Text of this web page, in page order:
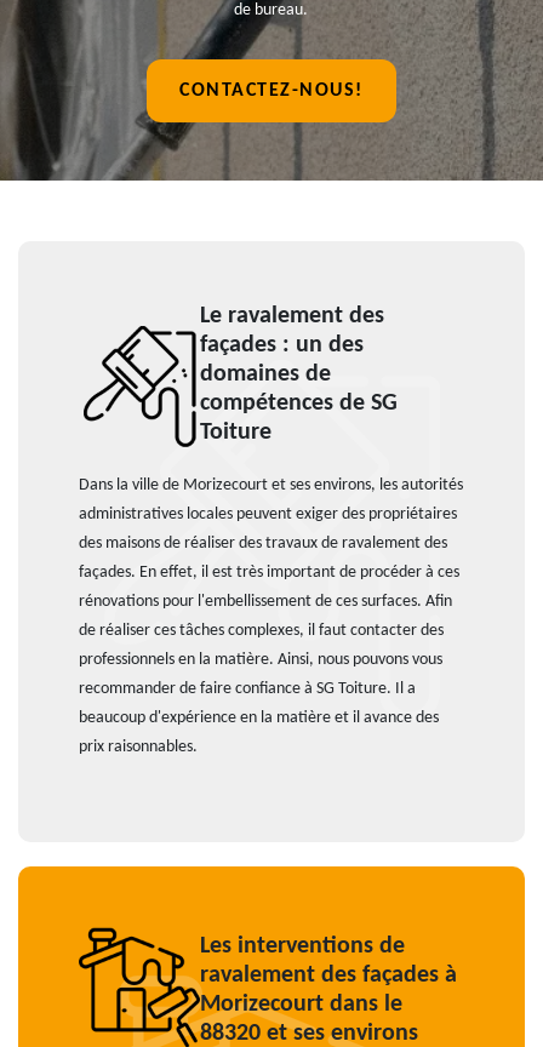
de bureau.
CONTACTEZ-NOUS!
Le ravalement des
façades : un des
domaines de
compétences de SG
Toiture
Dans la ville de Morizecourt et ses environs, les autorités
administratives locales peuvent exiger des propriétaires
des maisons de réaliser des travaux de ravalement des
façades. En effet, il est très important de procéder à ces
rénovations pour l'embellissement de ces surfaces. Afin
de réaliser ces tâches complexes, il faut contacter des
professionnels en la matière. Ainsi, nous pouvons vous
recommander de faire confiance à SG Toiture. Il a
beaucoup d'expérience en la matière et il avance des
prix raisonnables.
Les interventions de
ravalement des façades à
Morizecourt dans le
88320 et ses environs